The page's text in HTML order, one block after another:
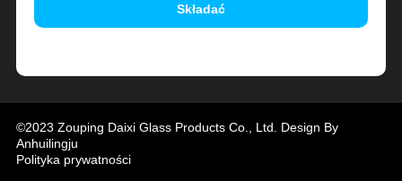
Składać
©2023 Zouping Daixi Glass Products Co., Ltd. Design By
Anhuilingju
Polityka prywatności